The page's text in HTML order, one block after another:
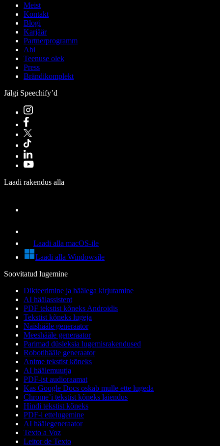
Meist
Kontakt
Blogi
Karjäär
Partnerprogramm
Abi
Teenuse olek
Press
Brändikomplekt
Jälgi Speechify’d
Laadi rakendus alla
Laadi alla macOS-ile
Laadi alla Windowsile
Soovitatud lugemine
Dikteerimine ja häälega kirjutamine
AI häälassistent
PDF tekstist kõneks Androidis
Tekstist kõneks lugeja
Naishääle generaator
Meeshääle generaator
Parimad düsleksia lugemisrakendused
Robotihääle generaator
Anime tekstist kõneks
AI häälemuutja
PDF-ist audioraamat
Kas Google Docs oskab mulle ette lugeda
Chrome’i tekstist kõneks laiendus
Hindi tekstist kõneks
PDF-i ettelugemine
AI häälegeneraator
Texto a Voz
Leitor de Texto